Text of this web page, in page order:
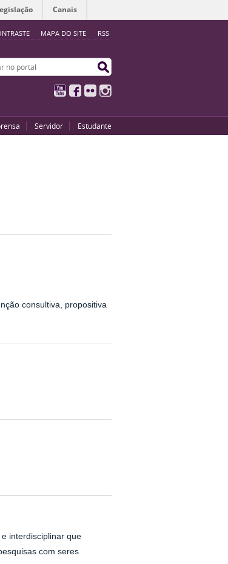
MAPA DO SITE RSS
Canais
portal
YouTubeFacebook
Flickr
Servidor Estudante
consultiva, propositiva
interdisciplinar que
com seres